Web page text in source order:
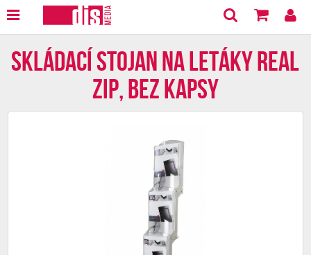
Skládací stojan na letáky Real
Zip, bez kapsy